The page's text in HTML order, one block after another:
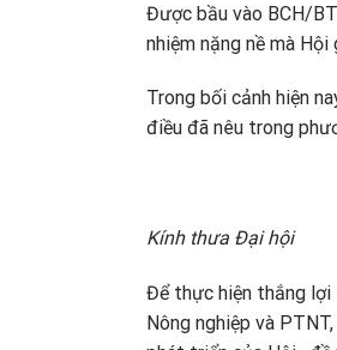
Được bầu vào BCH/
nhiệm nặng nề mà Hội
Trong bối cảnh hiện
điều đã nêu trong
Kính thưa Đại hội
Để thực hiện thắng lợi
Nông nghiệp và